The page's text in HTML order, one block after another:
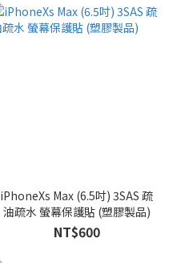
iPhoneXs Max (6.5吋) 3SAS 疏
油疏水 螢幕保護貼 (塑膠製品)
NT$600